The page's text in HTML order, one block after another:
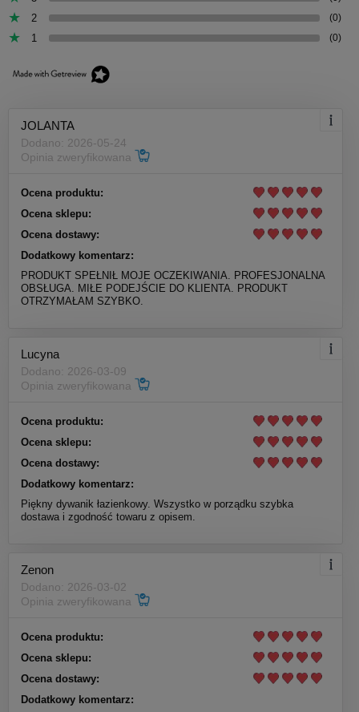
2 (0)
1 (0)
JOLANTA
Dodano: 2026-05-24
Opinia zweryfikowana
Ocena produktu:
Ocena sklepu:
Ocena dostawy:
Dodatkowy komentarz:
PRODUKT SPEŁNIŁ MOJE OCZEKIWANIA. PROFESJONALNA
OBSŁUGA. MIŁE PODEJŚCIE DO KLIENTA. PRODUKT
OTRZYMAŁAM SZYBKO.
Lucyna
Dodano: 2026-03-09
Opinia zweryfikowana
Ocena produktu:
Ocena sklepu:
Ocena dostawy:
Dodatkowy komentarz:
Piękny dywanik łazienkowy. Wszystko w porządku szybka
dostawa i zgodność towaru z opisem.
Zenon
Dodano: 2026-03-02
Opinia zweryfikowana
Ocena produktu:
Ocena sklepu:
Ocena dostawy:
Dodatkowy komentarz: